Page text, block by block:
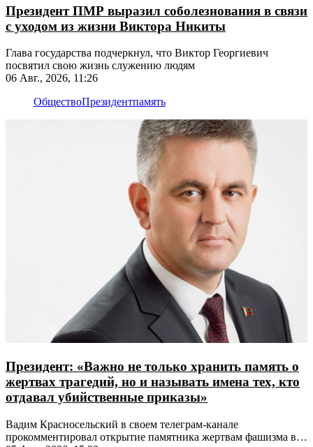
Президент ПМР выразил соболезнования в связи
с уходом из жизни Виктора Никиты
Глава государства подчеркнул, что Виктор Георгиевич
посвятил свою жизнь служению людям
06 Авг., 2026, 11:26
ОбществоПрезидентпамять
Президент: «Важно не только хранить память о
жертвах трагедий, но и называть имена тех, кто
отдавал убийственные приказы»
Вадим Красносельский в своем телеграм-канале
прокомментировал открытие памятника жертвам фашизма в